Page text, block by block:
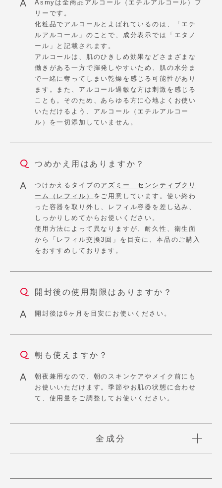
Asmyは全商品アルコール（エチルアルコール）フ
リーです。
化粧品でアルコールとよばれているのは、「エチ
ルアルコール」のことで、成分表示では「エタノ
ール」と記載されます。
アルコールは、肌のひきしめ効果などさまざまな
働きがある一方で揮発しやすいため、肌の水分ま
で一緒に奪ってしまい乾燥を感じる可能性があり
ます。また、アルコール過敏な方は刺激を感じる
ことも。そのため、あらゆる方に心地よくお使い
いただけるよう、アルコール（エチルアルコー
ル）を一切添加していません。
つめかえ用はありますか？
つけかえるタイプのアズミー センシティブクリ
ーム（レフィル） をご用意しています。使い終わ
った容器を取り外し、レフィル容器を差し込み、
しっかりしめてからお使いください。
使用方法によって異なりますが、耐久性、衛生面
から「レフィル交換3回」を目安に、本品のご購入
をおすすめしております。
開封後の使用期限はありますか？
開封後は6ヶ月を目安にお使いください。
朝も使えますか？
朝夜兼用なので、朝のスキンケアやメイク前にも
お使いいただけます。季節やお肌の状態に合わせ
て、使用量をご調整してお使いください。
全成分